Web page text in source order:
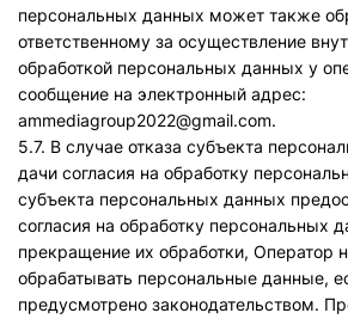
персональных данных может также
ответственному за осуществление
обработкой персональных данных у
сообщение на электронный адрес:
ammediagroup2022@gmail.com.
5.7. В случае отказа субъекта
дачи согласия на обработку
субъекта персональных данных
согласия на обработку персональных
прекращение их обработки, Оператор
обрабатывать персональные данные,
предусмотрено законодательством.